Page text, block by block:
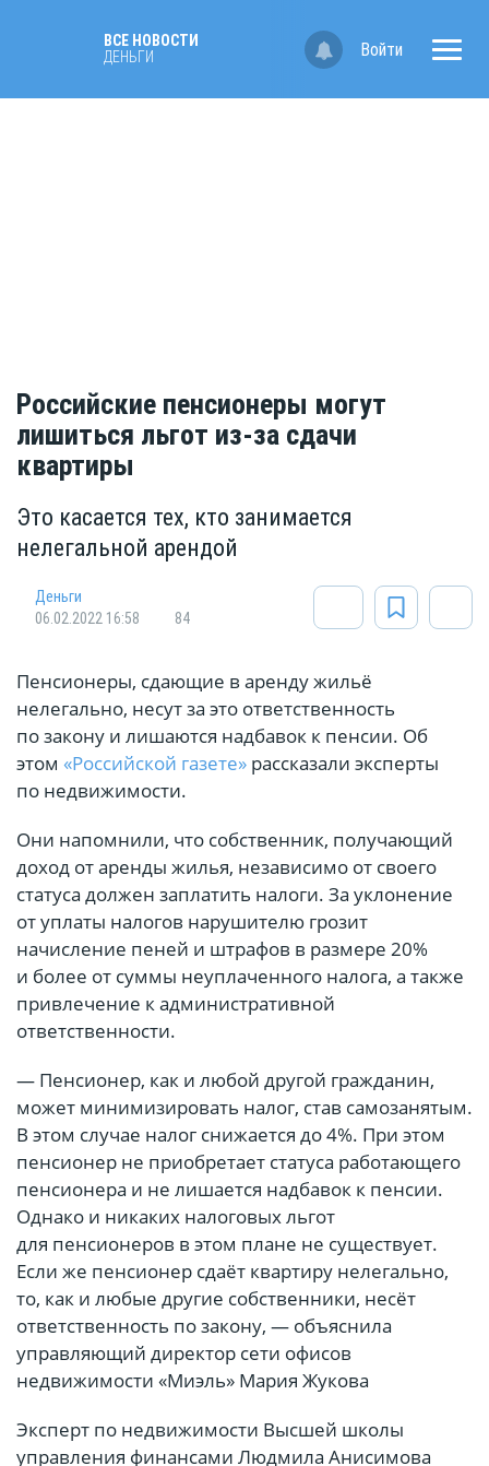
ВСЕ НОВОСТИ
ДЕНЬГИ
Войти
Российские пенсионеры могут
лишиться льгот из-за сдачи
квартиры
Это касается тех, кто занимается
нелегальной арендой
Деньги
06.02.2022 16:58
84
Пенсионеры, сдающие в аренду жильё
нелегально, несут за это ответственность
по закону и лишаются надбавок к пенсии. Об
этом «Российской газете» рассказали эксперты
по недвижимости.
Они напомнили, что собственник, получающий
доход от аренды жилья, независимо от своего
статуса должен заплатить налоги. За уклонение
от уплаты налогов нарушителю грозит
начисление пеней и штрафов в размере 20%
и более от суммы неуплаченного налога, а также
привлечение к административной
ответственности.
— Пенсионер, как и любой другой гражданин,
может минимизировать налог, став самозанятым.
В этом случае налог снижается до 4%. При этом
пенсионер не приобретает статуса работающего
пенсионера и не лишается надбавок к пенсии.
Однако и никаких налоговых льгот
для пенсионеров в этом плане не существует.
Если же пенсионер сдаёт квартиру нелегально,
то, как и любые другие собственники, несёт
ответственность по закону, — объяснила
управляющий директор сети офисов
недвижимости «Миэль» Мария Жукова
Эксперт по недвижимости Высшей школы
управления финансами Людмила Анисимова